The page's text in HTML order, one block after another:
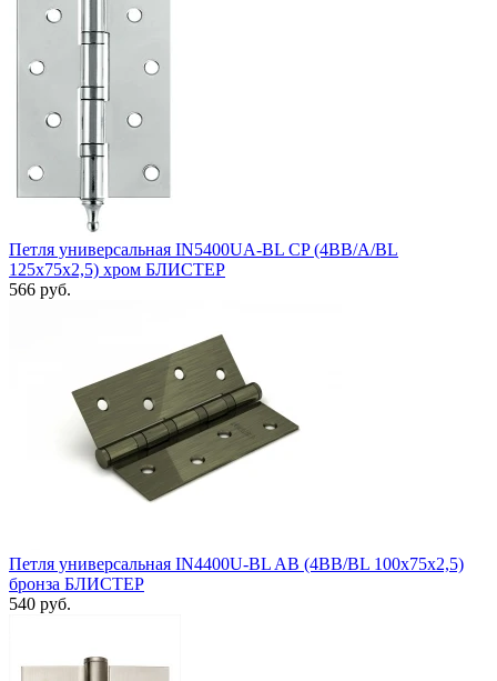
Петля универсальная IN5400UA-BL CP (4BB/A/BL
125x75x2,5) хром БЛИСТЕР
566 руб.
Петля универсальная IN4400U-BL AB (4BB/BL 100x75x2,5)
бронза БЛИСТЕР
540 руб.